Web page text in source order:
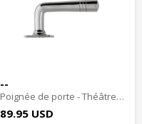
--
Poignée de porte - Théâtre national nickel
89.95 USD